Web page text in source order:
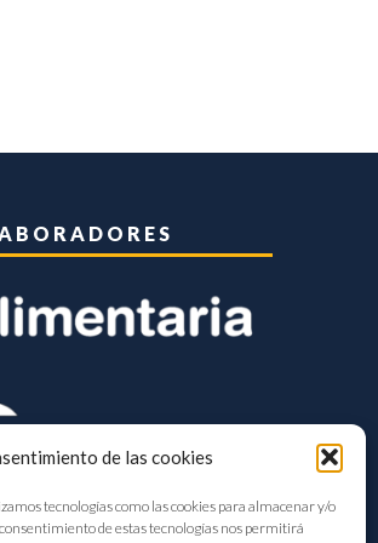
de las cookies
tecnologías como las cookies para almacenar y/o
de estas tecnologías nos permitirá